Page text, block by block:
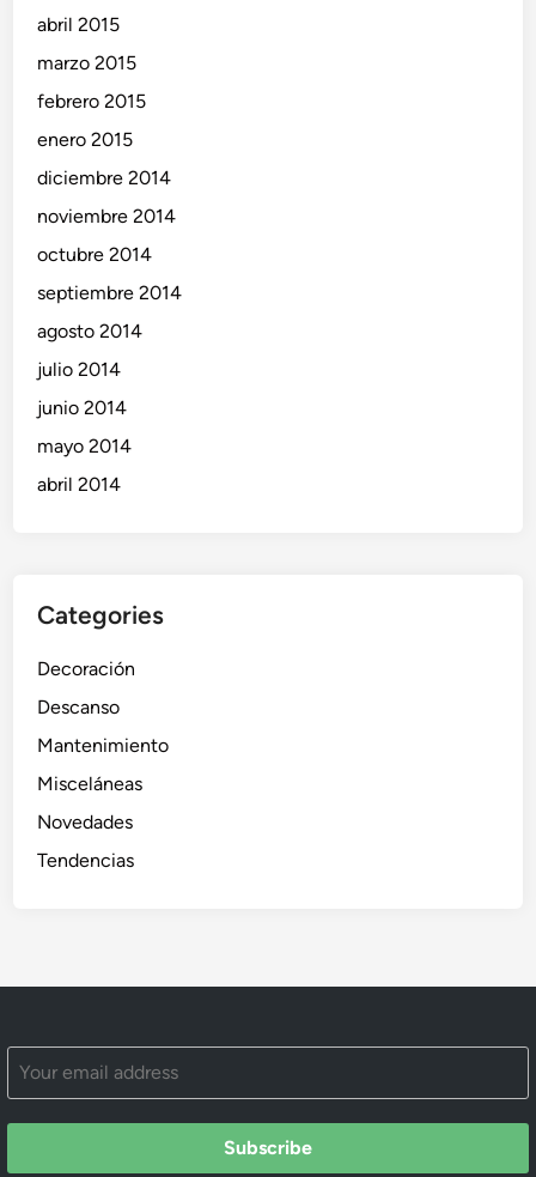
abril 2015
marzo 2015
febrero 2015
enero 2015
diciembre 2014
noviembre 2014
octubre 2014
septiembre 2014
agosto 2014
julio 2014
junio 2014
mayo 2014
abril 2014
Categories
Decoración
Descanso
Mantenimiento
Misceláneas
Novedades
Tendencias
Subscribe